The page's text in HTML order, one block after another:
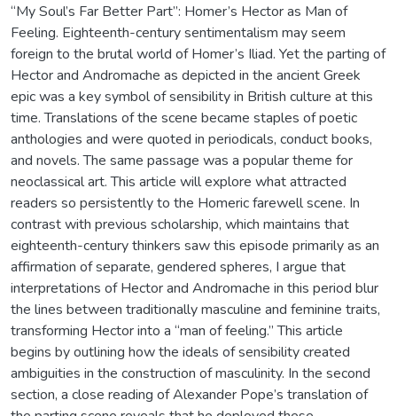
“My Soul’s Far Better Part”: Homer’s Hector as Man of
Feeling. Eighteenth-century sentimentalism may seem
foreign to the brutal world of Homer’s Iliad. Yet the parting of
Hector and Andromache as depicted in the ancient Greek
epic was a key symbol of sensibility in British culture at this
time. Translations of the scene became staples of poetic
anthologies and were quoted in periodicals, conduct books,
and novels. The same passage was a popular theme for
neoclassical art. This article will explore what attracted
readers so persistently to the Homeric farewell scene. In
contrast with previous scholarship, which maintains that
eighteenth-century thinkers saw this episode primarily as an
affirmation of separate, gendered spheres, I argue that
interpretations of Hector and Andromache in this period blur
the lines between traditionally masculine and feminine traits,
transforming Hector into a “man of feeling.” This article
begins by outlining how the ideals of sensibility created
ambiguities in the construction of masculinity. In the second
section, a close reading of Alexander Pope’s translation of